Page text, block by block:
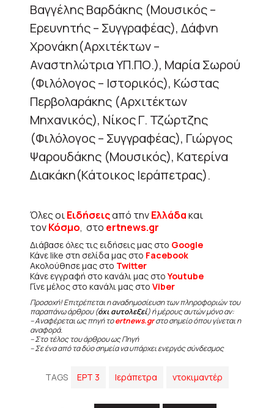
Βαγγέλης Βαρδάκης (Μουσικός –
Ερευνητής – Συγγραφέας), Δάφνη
Χρονάκη(Αρχιτέκτων –
Αναστηλώτρια ΥΠ.ΠΟ.), Μαρία Σωρού
(Φιλόλογος – Ιστορικός), Κώστας
Περβολαράκης (Αρχιτέκτων
Μηχανικός), Νίκος Γ. Τζώρτζης
(Φιλόλογος – Συγγραφέας), Γιώργος
Ψαρουδάκης (Μουσικός), Κατερίνα
Διακάκη(Κάτοικος Ιεράπετρας).
Όλες οιΕιδήσειςαπό τηνΕλλάδακαι
τονΚόσμο, στο ertnews.gr
Διάβασε όλες τις ειδήσεις μας στο Google
Κάνε like στη σελίδα μας στο Facebook
Ακολούθησε μας στο Twitter
Κάνε εγγραφή στο κανάλι μας στοYoutube
Γίνε μέλος στο κανάλι μας στο Viber
Προσοχή! Επιτρέπεται η αναδημοσίευση των πληροφοριών του
παραπάνω άρθρου (όχι αυτολεξεί) ή μέρους αυτών μόνο αν:
– Αναφέρεται ως πηγή τοertnews.grστο σημείο όπου γίνεται η
αναφορά.
– Στο τέλος του άρθρου ως Πηγή
– Σε ένα από τα δύο σημεία να υπάρχει ενεργός σύνδεσμος
TAGS ΕΡΤ 3 Ιεράπετρα ντοκιμαντέρ